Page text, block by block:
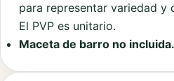
para representar variedad y
El PVP es unitario.
Maceta de barro no incluida.